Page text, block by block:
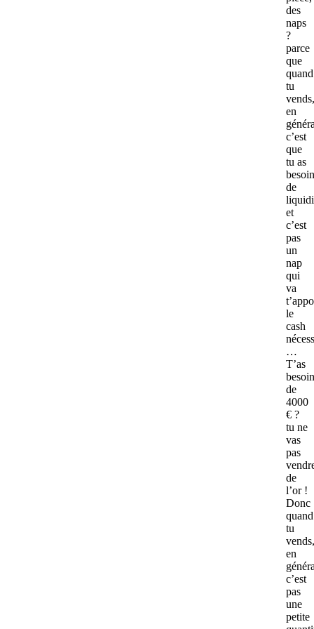
des
naps
?
parce
que
quand
tu
vends,
en
c’est
que
tu as
besoin
de
et
c’est
pas
un
nap
qui
va
le
cash
…
T’as
besoin
de
4000
€ ?
tu ne
vas
pas
de
l’or !
Donc
quand
tu
vends,
en
c’est
pas
une
petite